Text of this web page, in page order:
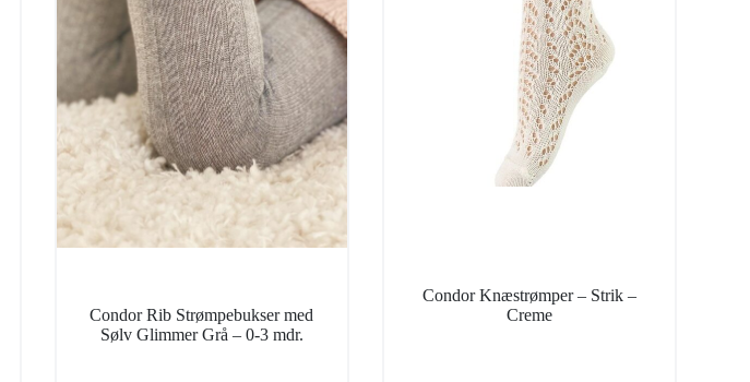
Condor Rib Strømpebukser med
Sølv Glimmer Grå – 0-3 mdr.
Condor Knæstrømper – Strik –
Creme